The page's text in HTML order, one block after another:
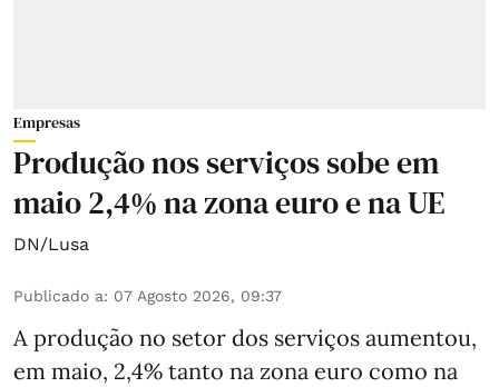
Empresas
Produção nos serviços sobe em
maio 2,4% na zona euro e na UE
DN/Lusa
Publicado a: 07 Agosto 2026, 09:37
A produção no setor dos serviços aumentou,
em maio, 2,4% tanto na zona euro como na